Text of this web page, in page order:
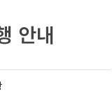
안내